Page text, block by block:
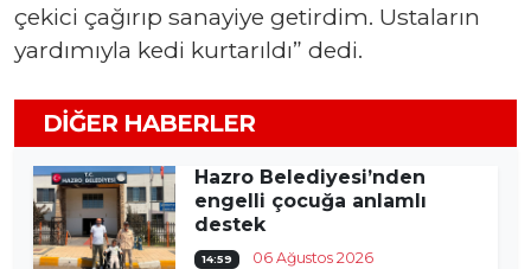
çekici çağırıp sanayiye getirdim. Ustaların
yardımıyla kedi kurtarıldı” dedi.
DIĞER HABERLER
Hazro Belediyesi’nden
engelli çocuğa anlamlı
destek
14:59 06 Ağustos 2026